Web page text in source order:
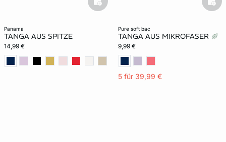
panama
TANGA AUS SPITZE
14,99 €
basketfull
pure soft bac
TANGA AUS MIKROFASER
9,99 €
5 für 39,99 €